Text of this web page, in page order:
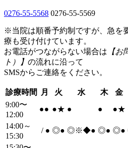
0276-55-5568 0276-55-5569
※当院は順番予約制ですが、急を
療も受け付けています。
お電話がつながらない場合は 【
ト）】 の流れに沿って
SMSからご連絡をください。
診療時間 月 火 水 木 金
9:00〜
12:00
●● ●★ ● ● ●★
14:00～
15:30
/ ● ◎● ◎※◆● ◎● ◎●